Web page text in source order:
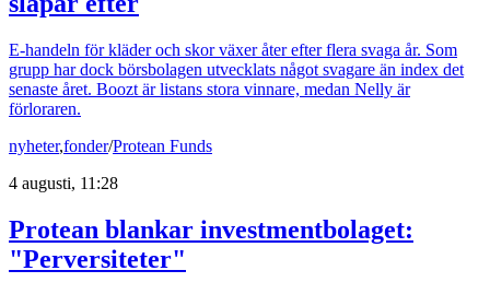
E-handeln för kläder och skor växer åter efter flera svaga år. Som
grupp har dock börsbolagen utvecklats något svagare än index det
senaste året. Boozt är listans stora vinnare, medan Nelly är
förloraren.
nyheter,fonder/Protean Funds
4 augusti, 11:28
Protean blankar investmentbolaget:
"Perversiteter"